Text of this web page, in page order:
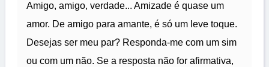
Amigo, amigo, verdade... Amizade é quase um
amor. De amigo para amante, é só um leve toque.
Desejas ser meu par? Responda-me com um sim
ou com um não. Se a resposta não for afirmativa,